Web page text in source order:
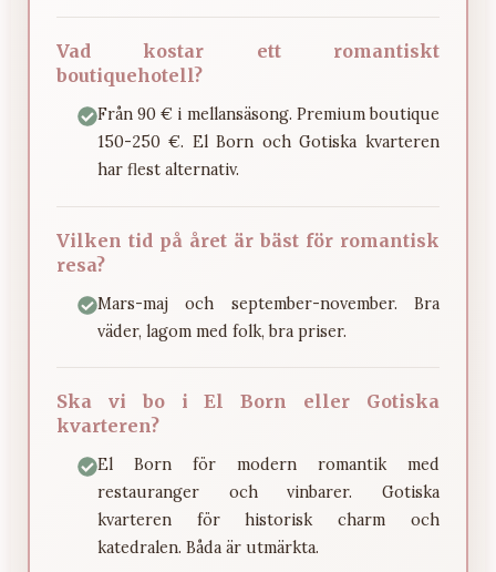
Vad kostar ett romantiskt
boutiquehotell?
Från 90 € i mellansäsong. Premium boutique
150-250 €. El Born och Gotiska kvarteren
har flest alternativ.
Vilken tid på året är bäst för romantisk
resa?
Mars-maj och september-november. Bra
väder, lagom med folk, bra priser.
Ska vi bo i El Born eller Gotiska
kvarteren?
El Born för modern romantik med
restauranger och vinbarer. Gotiska
kvarteren för historisk charm och
katedralen. Båda är utmärkta.